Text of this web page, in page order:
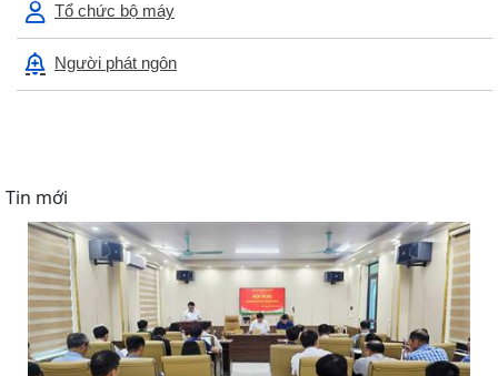
Tổ chức bộ máy
Người phát ngôn
Tin mới